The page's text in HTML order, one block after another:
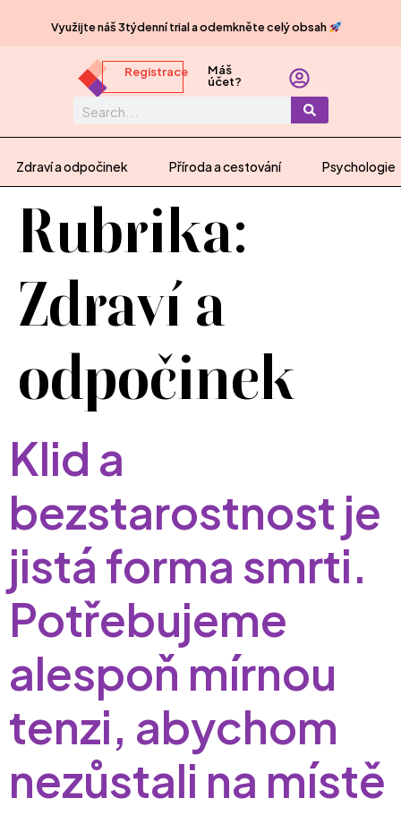
Využijte náš 3týdenní trial a odemkněte celý obsah
Registrace Máš
účet?
Zdraví a odpočinek Příroda a cestování Psychologie
Rubrika:
Zdraví a
odpočinek
Klid a
bezstarostnost je
jistá forma smrti.
Potřebujeme
alespoň mírnou
tenzi, abychom
nezůstali na místě